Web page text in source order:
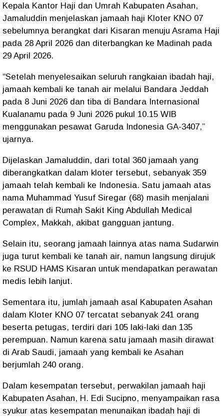
Kepala Kantor Haji dan Umrah Kabupaten Asahan,
Jamaluddin menjelaskan jamaah haji Kloter KNO 07
sebelumnya berangkat dari Kisaran menuju Asrama Haji
pada 28 April 2026 dan diterbangkan ke Madinah pada
29 April 2026.
“Setelah menyelesaikan seluruh rangkaian ibadah haji,
jamaah kembali ke tanah air melalui Bandara Jeddah
pada 8 Juni 2026 dan tiba di Bandara Internasional
Kualanamu pada 9 Juni 2026 pukul 10.15 WIB
menggunakan pesawat Garuda Indonesia GA-3407,”
ujarnya.
Dijelaskan Jamaluddin, dari total 360 jamaah yang
diberangkatkan dalam kloter tersebut, sebanyak 359
jamaah telah kembali ke Indonesia. Satu jamaah atas
nama Muhammad Yusuf Siregar (68) masih menjalani
perawatan di Rumah Sakit King Abdullah Medical
Complex, Makkah, akibat gangguan jantung.
Selain itu, seorang jamaah lainnya atas nama Sudarwin
juga turut kembali ke tanah air, namun langsung dirujuk
ke RSUD HAMS Kisaran untuk mendapatkan perawatan
medis lebih lanjut.
Sementara itu, jumlah jamaah asal Kabupaten Asahan
dalam Kloter KNO 07 tercatat sebanyak 241 orang
beserta petugas, terdiri dari 105 laki-laki dan 135
perempuan. Namun karena satu jamaah masih dirawat
di Arab Saudi, jamaah yang kembali ke Asahan
berjumlah 240 orang.
Dalam kesempatan tersebut, perwakilan jamaah haji
Kabupaten Asahan, H. Edi Sucipno, menyampaikan rasa
syukur atas kesempatan menunaikan ibadah haji di